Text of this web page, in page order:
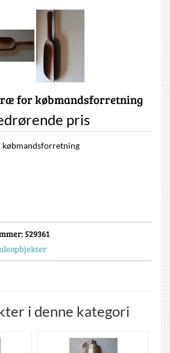
for købmandsforretning
pris
: 529361
i denne kategori